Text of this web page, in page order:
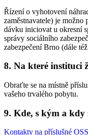
Řízení o vyhotovení
zaměstnavatele) je
dávku iniciovat u okresní
správy sociálního
zabezpečení Brno (dále
8. Na které instituci
Obraťte se na místně
vašeho trvalého pobytu.
9. Kde, s kým a kdy
Kontakty na příslušné